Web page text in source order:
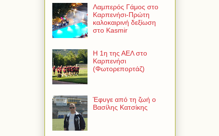
Λαμπερός Γάμος στο
Καρπενήσι-Πρώτη
καλοκαιρινή δεξίωση
στο Kasmir
Η 1η της ΑΕΛ στο
Καρπενήσι
(Φωτορεπορτάζ)
Έφυγε από τη ζωή ο
Βασίλης Κατσίκης